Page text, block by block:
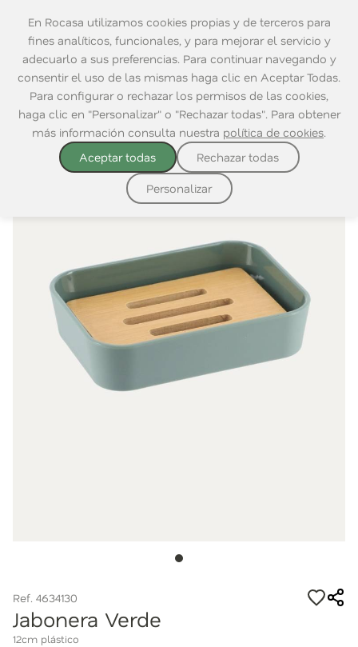
En Rocasa utilizamos cookies propias y de terceros para
fines analíticos, funcionales, y para mejorar el servicio y
adecuarlo a sus preferencias. Para continuar navegando y
consentir el uso de las mismas haga clic en Aceptar Todas.
Para configurar o rechazar los permisos de las cookies,
haga clic en "Personalizar" o "Rechazar todas". Para obtener
más información consulta nuestra política de cookies.
Aceptar todas
Rechazar todas
Personalizar
Home|Baño|Accesorios|Jaboneras
Ref. 4634130
Jabonera Verde
12cm plástico